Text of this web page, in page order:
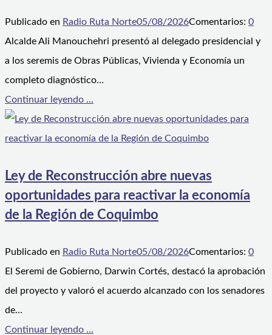
Publicado en Radio Ruta Norte05/08/2026Comentarios: 0
Alcalde Ali Manouchehri presentó al delegado presidencial y
a los seremis de Obras Públicas, Vivienda y Economía un
completo diagnóstico…
Continuar leyendo ...
Ley de Reconstrucción abre nuevas
oportunidades para reactivar la economía
de la Región de Coquimbo
Publicado en Radio Ruta Norte05/08/2026Comentarios: 0
El Seremi de Gobierno, Darwin Cortés, destacó la aprobación
del proyecto y valoró el acuerdo alcanzado con los senadores
de…
Continuar leyendo ...